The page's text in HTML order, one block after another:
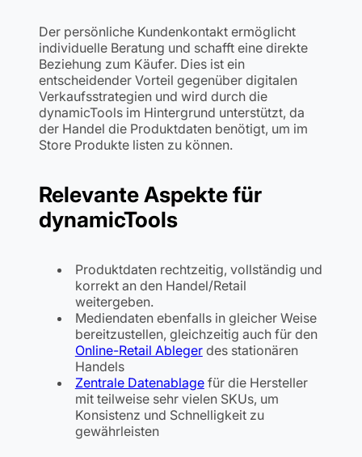
Der persönliche Kundenkontakt ermöglicht
individuelle Beratung und schafft eine direkte
Beziehung zum Käufer. Dies ist ein
entscheidender Vorteil gegenüber digitalen
Verkaufsstrategien und wird durch die
dynamicTools im Hintergrund unterstützt, da
der Handel die Produktdaten benötigt, um im
Store Produkte listen zu können.
Relevante Aspekte für
dynamicTools
Produktdaten rechtzeitig, vollständig und
korrekt an den Handel/Retail
weitergeben.
Mediendaten ebenfalls in gleicher Weise
bereitzustellen, gleichzeitig auch für den
Online-Retail Ablegerdes stationären
Handels
Zentrale Datenablagefür die Hersteller
mit teilweise sehr vielen SKUs, um
Konsistenz und Schnelligkeit zu
gewährleisten